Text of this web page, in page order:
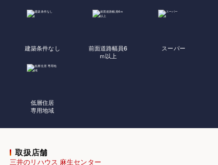
建築条件なし
前面道路幅員6
ｍ以上
スーパー
低層住居
専用地域
取扱店舗
三井のリハウス 麻生センター